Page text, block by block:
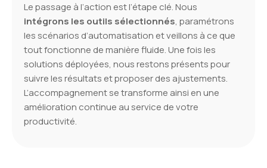
Le passage à l’action est l’étape clé. Nous
intégrons les outils sélectionnés, paramétrons
les scénarios d’automatisation et veillons à ce que
tout fonctionne de manière fluide. Une fois les
solutions déployées, nous restons présents pour
suivre les résultats et proposer des ajustements.
L’accompagnement se transforme ainsi en une
amélioration continue au service de votre
productivité.